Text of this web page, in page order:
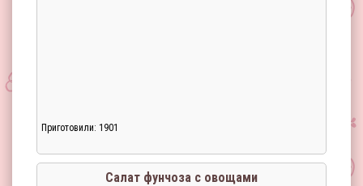
Приготовили: 1901
Салат фунчоза с овощами